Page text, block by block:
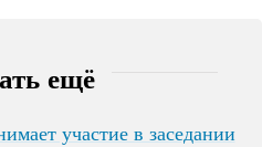
ещё
участие в заседании